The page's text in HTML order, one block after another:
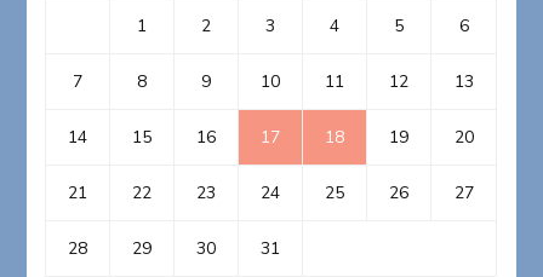
1 2 3 4 5 6
7 8 9 10 11 12 13
14 15 16 17 18 19 20
21 22 23 24 25 26 27
28 29 30 31